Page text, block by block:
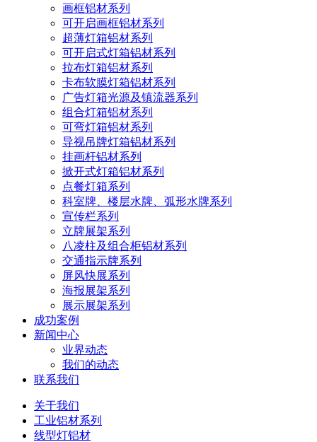
画框铝材系列
可开启画框铝材系列
超薄灯箱铝材系列
可开启式灯箱铝材系列
拉布灯箱铝材系列
卡布软膜灯箱铝材系列
广告灯箱光源及镇流器系列
组合灯箱铝材系列
可弯灯箱铝材系列
导视吊牌灯箱铝材系列
挂画杆铝材系列
掀开式灯箱铝材系列
点餐灯箱系列
科室牌、楼层水牌、弧形水牌系列
宣传栏系列
立牌展架系列
八凌柱及组合柜铝材系列
交通指示牌系列
屏风快展系列
海报展架系列
展示展架系列
成功案例
新闻中心
业界动态
我们的动态
联系我们
关于我们
工业铝材系列
线型灯铝材